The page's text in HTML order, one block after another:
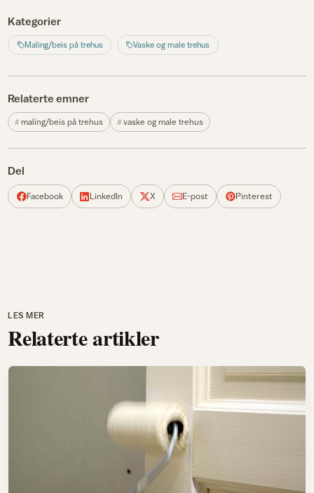
Kategorier
Maling/beis på trehus Vaske og male trehus
Relaterte emner
maling/beis på trehus vaske og male trehus
Del
Facebook LinkedIn X E-post Pinterest
LES MER
Relaterte artikler